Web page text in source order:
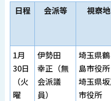
日程 会派等 視察地
1月
30日
（火
曜
伊勢田
幸正（無
会派議
員）
埼玉県
島市役所
埼玉県
市役所